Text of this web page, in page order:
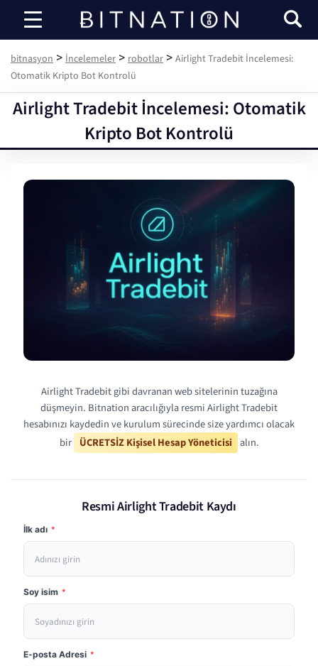
bitnasyon
bitnasyon > İncelemeler > robotlar > Airlight Tradebit İncelemesi:
Otomatik Kripto Bot Kontrolü
Airlight Tradebit İncelemesi: Otomatik
Kripto Bot Kontrolü
Airlight Tradebit gibi davranan web sitelerinin tuzağına
düşmeyin. Bitnation aracılığıyla resmi Airlight Tradebit
hesabınızı kaydedin ve kurulum sürecinde size yardımcı olacak
bir ÜCRETSİZ Kişisel Hesap Yöneticisi alın.
Resmi Airlight Tradebit Kaydı
İlk adı *
Soy isim *
E-posta Adresi *